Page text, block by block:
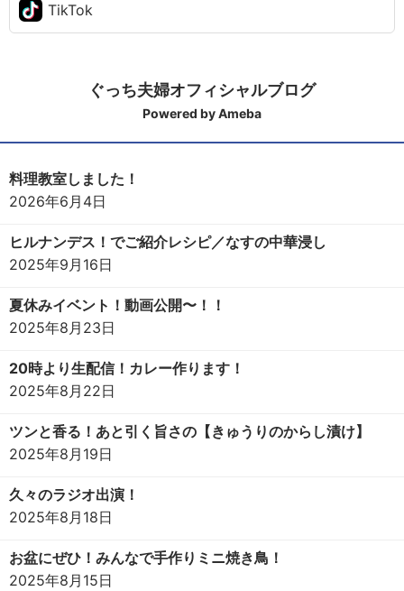
TikTok
ぐっち夫婦オフィシャルブログ
Powered by Ameba
料理教室しました！
2026年6月4日
ヒルナンデス！でご紹介レシピ／なすの中華浸し
2025年9月16日
夏休みイベント！動画公開〜！！
2025年8月23日
20時より生配信！カレー作ります！
2025年8月22日
ツンと香る！あと引く旨さの【きゅうりのからし漬け】
2025年8月19日
久々のラジオ出演！
2025年8月18日
お盆にぜひ！みんなで手作りミニ焼き鳥！
2025年8月15日